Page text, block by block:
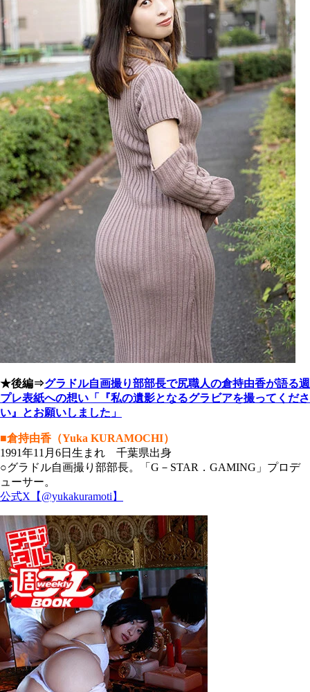
★後編⇒グラドル自画撮り部部長で尻職人の倉持由香が語る週
プレ表紙への想い「『私の遺影となるグラビアを撮ってくださ
い』とお願いしました」
■倉持由香（Yuka KURAMOCHI）
1991年11月6日生まれ 千葉県出身
○グラドル自画撮り部部長。「G－STAR．GAMING」プロデ
ューサー。
公式X【@yukakuramoti】